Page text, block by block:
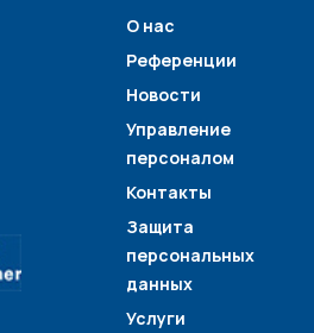
О нас
Референции
Новости
Управление
персоналом
Контакты
Защита
персональных
данных
Услуги